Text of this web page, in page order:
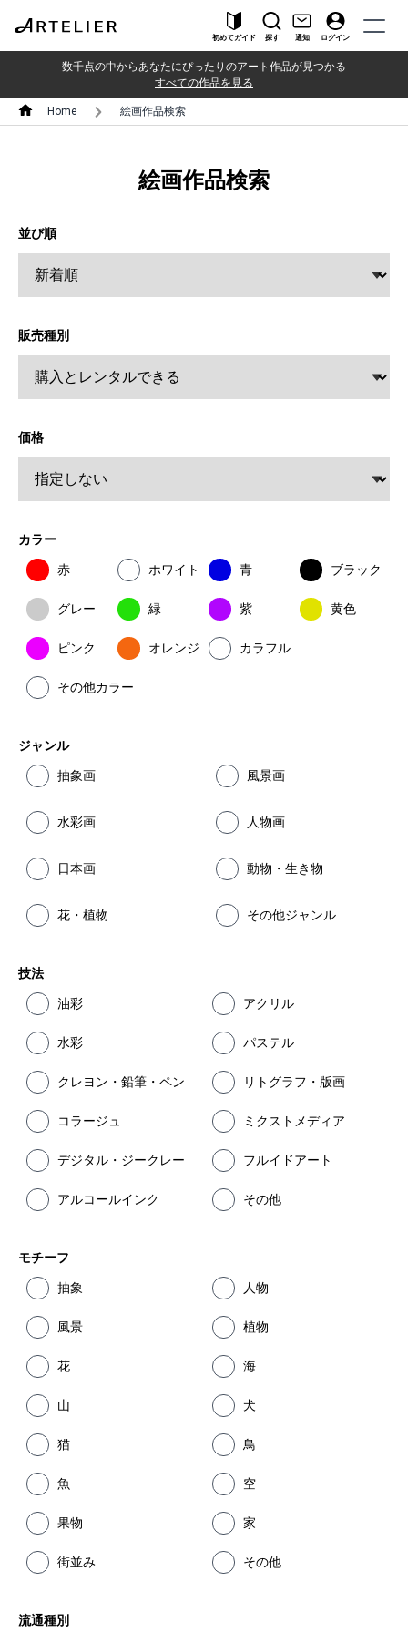
初めてガイド 探す 通知 ログイン
数千点の中からあなたにぴったりのアート作品が見つかる
すべての作品を見る
Home 絵画作品検索
絵画作品検索
並び順
販売種別
価格
カラー
赤 ホワイト 青 ブラック
グレー 緑 紫 黄色
ピンク オレンジ カラフル
その他カラー
ジャンル
抽象画 風景画
水彩画 人物画
日本画 動物・生き物
花・植物 その他ジャンル
技法
油彩 アクリル
水彩 パステル
クレヨン・鉛筆・ペン リトグラフ・版画
コラージュ ミクストメディア
デジタル・ジークレー フルイドアート
アルコールインク その他
モチーフ
抽象 人物
風景 植物
花 海
山 犬
猫 鳥
魚 空
果物 家
街並み その他
流通種別